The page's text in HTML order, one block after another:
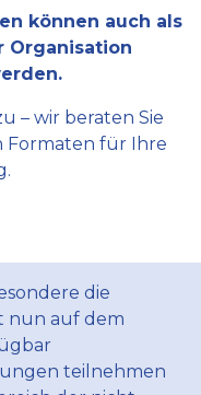
können auch als
Organisation
– wir beraten Sie
Formaten für Ihre
die
nun auf dem
teilnehmen